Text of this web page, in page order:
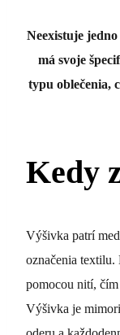
Neexistuje
má svoje
typu oblečenia,
Kedy
Výšivka patrí
označenia textilu.
pomocou nití,
Výšivka je